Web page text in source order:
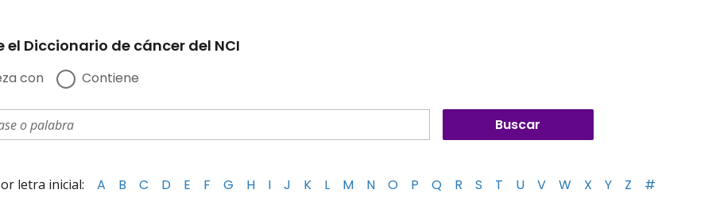
el Diccionario de cáncer del NCI
con Contiene
letra inicial: A B C D E F G H I J K L M N O P Q R S T U V W X Y Z #